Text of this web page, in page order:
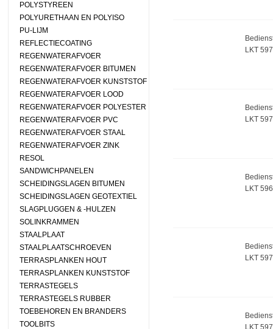
POLYSTYREEN
POLYURETHAAN EN POLYISO
PU-LIJM
REFLECTIECOATING
REGENWATERAFVOER
REGENWATERAFVOER BITUMEN
REGENWATERAFVOER KUNSTSTOF
REGENWATERAFVOER LOOD
REGENWATERAFVOER POLYESTER
REGENWATERAFVOER PVC
REGENWATERAFVOER STAAL
REGENWATERAFVOER ZINK
RESOL
SANDWICHPANELEN
SCHEIDINGSLAGEN BITUMEN
SCHEIDINGSLAGEN GEOTEXTIEL
SLAGPLUGGEN & -HULZEN
SOLINKRAMMEN
STAALPLAAT
STAALPLAATSCHROEVEN
TERRASPLANKEN HOUT
TERRASPLANKEN KUNSTSTOF
TERRASTEGELS
TERRASTEGELS RUBBER
TOEBEHOREN EN BRANDERS
TOOLBITS
LKT
LKT
LKT
LKT
LKT